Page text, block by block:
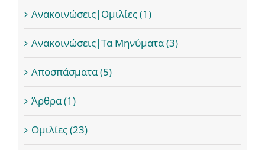
Ανακοινώσεις|Ομιλίες (1)
Ανακοινώσεις|Τα Μηνύματα (3)
Αποσπάσματα (5)
Άρθρα (1)
Ομιλίες (23)